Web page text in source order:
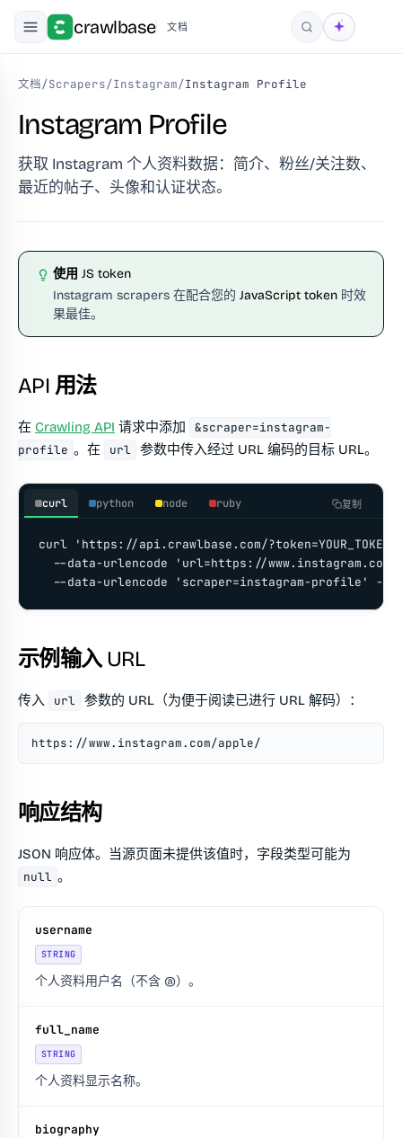
crawlbase 文档
搜索
文档/Scrapers/Instagram/Instagram Profile
Instagram Profile
获取 Instagram 个人资料数据：简介、粉丝/关注数、
最近的帖子、头像和认证状态。
使用 JS token
Instagram scrapers 在配合您的 JavaScript token 时效
果最佳。
API 用法
在 Crawling API 请求中添加
&scraper=instagram-
profile 。在 url 参数中传入经过 URL 编码的目标 URL。
curl python node ruby 复制
curl 'https://api.crawlbase.com/
--data-urlencode 'url=https://www.instagram.com/
  --data-urlencode 'scraper=instagram-profile' -G
示例输入 URL
传入 url 参数的 URL（为便于阅读已进行 URL 解码）：
https://www.instagram.com/apple/
响应结构
JSON 响应体。当源页面未提供该值时，字段类型可能为
null 。
username
STRING
个人资料用户名（不含 @）。
full_name
STRING
个人资料显示名称。
biography